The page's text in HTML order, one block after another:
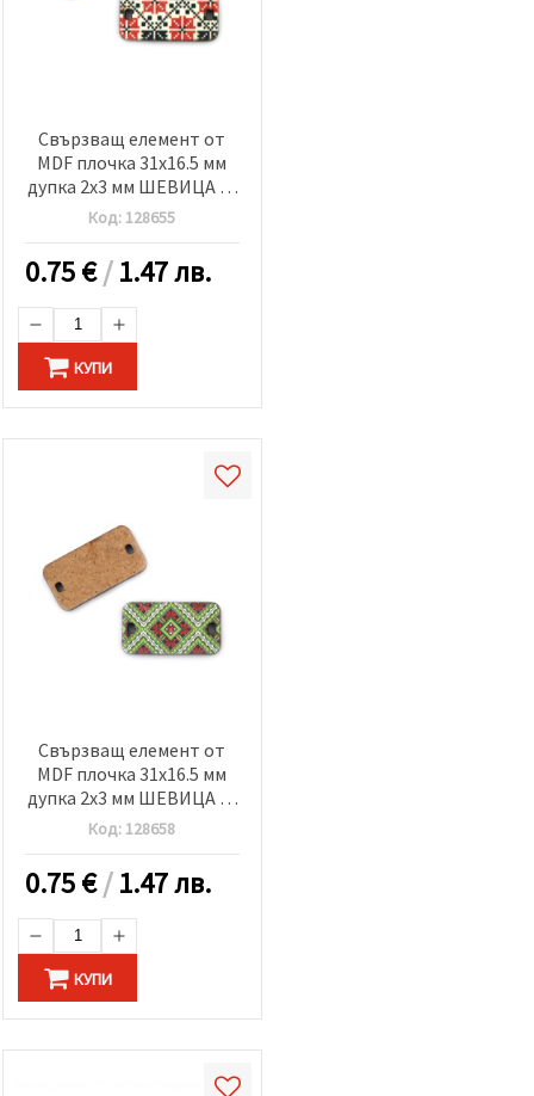
Свързващ елемент от
MDF плочка 31x16.5 мм
дупка 2x3 мм ШЕВИЦА -5
броя
Код: 128655
0.75€/1.47 лв.
КУПИ
Свързващ елемент от
MDF плочка 31x16.5 мм
дупка 2x3 мм ШЕВИЦА -5
броя
Код: 128658
0.75€/1.47 лв.
КУПИ